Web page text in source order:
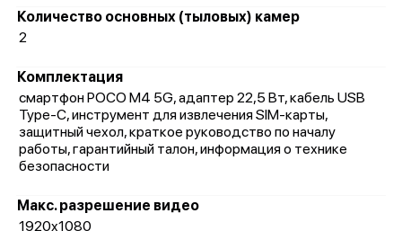
Количество основных (тыловых) камер
2
Комплектация
смартфон POCO M4 5G, адаптер 22,5 Вт, кабель USB
Type-C, инструмент для извлечения SIM-карты,
защитный чехол, краткое руководство по началу
работы, гарантийный талон, информация о технике
безопасности
Макс. разрешение видео
1920x1080